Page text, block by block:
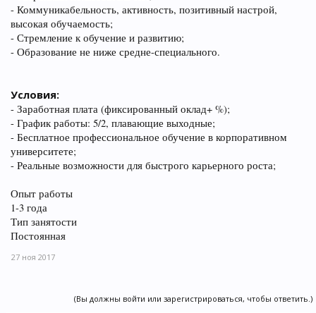
- Коммуникабельность, активность, позитивный настрой,
высокая обучаемость;
- Стремление к обучение и развитию;
- Образование не ниже средне-специального.
Условия:
- Заработная плата (фиксированный оклад+ %);
- График работы: 5/2, плавающие выходные;
- Бесплатное профессиональное обучение в корпоративном
университете;
- Реальные возможности для быстрого карьерного роста;
Опыт работы
1-3 года
Тип занятости
Постоянная
27 ноя 2017
(Вы должны войти или зарегистрироваться, чтобы ответить.)